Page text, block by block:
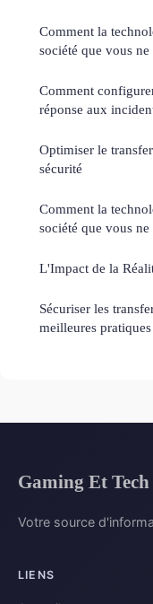
Comment la
société que vous
Comment
réponse aux
Optimiser le
sécurité
Comment la
société que vous
L'Impact de la
Sécuriser les
meilleures pratiques
Gaming Et Tech
Votre source
LIENS